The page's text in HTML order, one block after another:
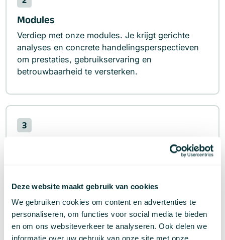
Deze website maakt gebruik van cookies
We gebruiken cookies om content en advertenties te
personaliseren, om functies voor social media te bieden
en om ons websiteverkeer te analyseren. Ook delen we
informatie over uw gebruik van onze site met onze
Modules
Verdiep met onze modules. Je krijgt gerichte
analyses en concrete handelingsperspectieven
om prestaties, gebruikservaring en
betrouwbaarheid te versterken.
3
Maak digitale kwaliteit onderdeel van je manier
ontwikkelingen, zodat je tijdig kunt bijsturen